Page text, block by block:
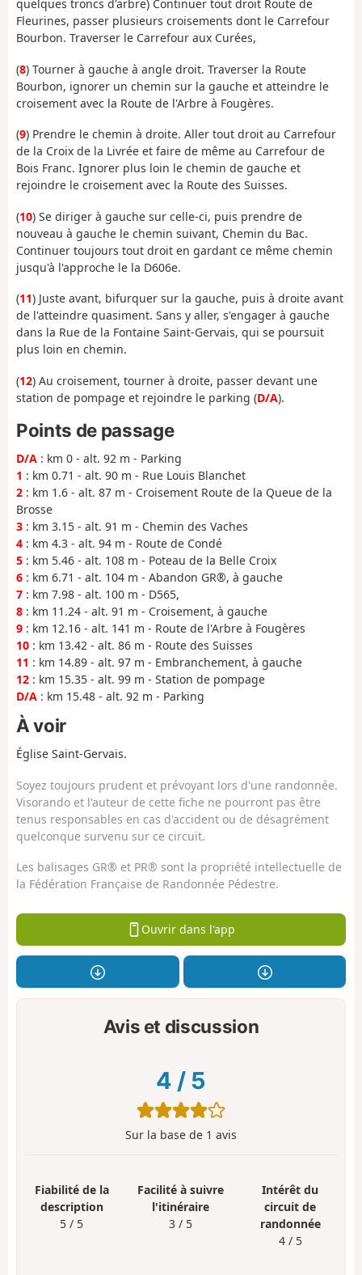
quelques troncs d'arbre) Continuer tout droit Route de
Fleurines, passer plusieurs croisements dont le Carrefour
Bourbon. Traverser le Carrefour aux Curées,
(8) Tourner à gauche à angle droit. Traverser la Route
Bourbon, ignorer un chemin sur la gauche et atteindre le
croisement avec la Route de l'Arbre à Fougères.
(9) Prendre le chemin à droite. Aller tout droit au Carrefour
de la Croix de la Livrée et faire de même au Carrefour de
Bois Franc. Ignorer plus loin le chemin de gauche et
rejoindre le croisement avec la Route des Suisses.
(10) Se diriger à gauche sur celle-ci, puis prendre de
nouveau à gauche le chemin suivant, Chemin du Bac.
Continuer toujours tout droit en gardant ce même chemin
jusqu'à l'approche le la D606e.
(11) Juste avant, bifurquer sur la gauche, puis à droite avant
de l'atteindre quasiment. Sans y aller, s'engager à gauche
dans la Rue de la Fontaine Saint-Gervais, qui se poursuit
plus loin en chemin.
(12) Au croisement, tourner à droite, passer devant une
station de pompage et rejoindre le parking (D/A).
Points de passage
D/A : km 0 - alt. 92 m - Parking
1 : km 0.71 - alt. 90 m - Rue Louis Blanchet
2 : km 1.6 - alt. 87 m - Croisement Route de la Queue de la
Brosse
3 : km 3.15 - alt. 91 m - Chemin des Vaches
4 : km 4.3 - alt. 94 m - Route de Condé
5 : km 5.46 - alt. 108 m - Poteau de la Belle Croix
6 : km 6.71 - alt. 104 m - Abandon GR®, à gauche
7 : km 7.98 - alt. 100 m - D565,
8 : km 11.24 - alt. 91 m - Croisement, à gauche
9 : km 12.16 - alt. 141 m - Route de l'Arbre à Fougères
10 : km 13.42 - alt. 86 m - Route des Suisses
11 : km 14.89 - alt. 97 m - Embranchement, à gauche
12 : km 15.35 - alt. 99 m - Station de pompage
D/A : km 15.48 - alt. 92 m - Parking
À voir
Église Saint-Gervais.
Soyez toujours prudent et prévoyant lors d'une randonnée.
Visorando et l'auteur de cette fiche ne pourront pas être
tenus responsables en cas d'accident ou de désagrément
quelconque survenu sur ce circuit.
Les balisages GR® et PR® sont la propriété intellectuelle de
la Fédération Française de Randonnée Pédestre.
Ouvrir dans l'app
Avis et discussion
4 / 5
Sur la base de 1 avis
Fiabilité de la
description
5 / 5
Facilité à suivre
l'itinéraire
3 / 5
Intérêt du
circuit de
randonnée
4 / 5